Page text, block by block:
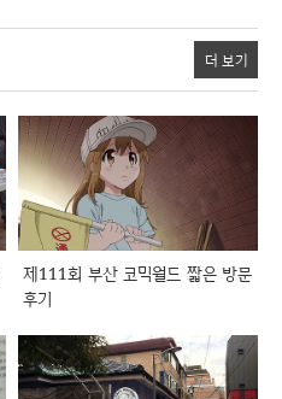
더 보기
제111회 부산 코믹월드 짧은 방문
후기